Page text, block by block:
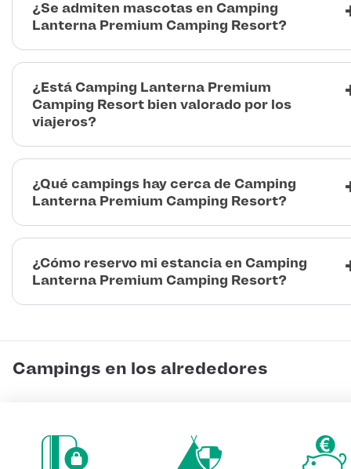
¿Se admiten mascotas en Camping
Lanterna Premium Camping Resort?
¿Está Camping Lanterna Premium
Camping Resort bien valorado por los
viajeros?
¿Qué campings hay cerca de Camping
Lanterna Premium Camping Resort?
¿Cómo reservo mi estancia en Camping
Lanterna Premium Camping Resort?
Campings en los alrededores